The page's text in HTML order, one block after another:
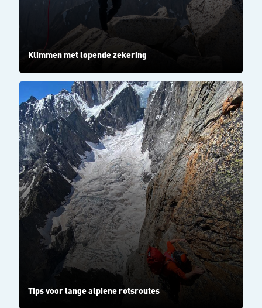
Klimmen met lopende zekering
Tips voor lange alpiene rotsroutes